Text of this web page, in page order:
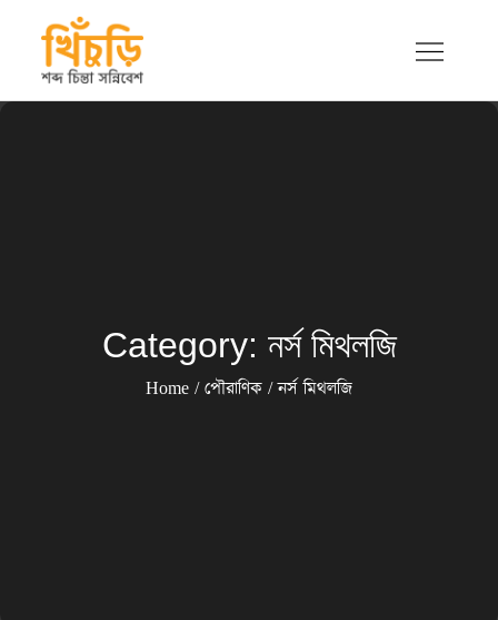
content
খিচুড়ি
শব্দ চিন্তা সন্নিবেশ
Category: নর্স মিথলজি
Home পৌরাণিক নর্স মিথলজি